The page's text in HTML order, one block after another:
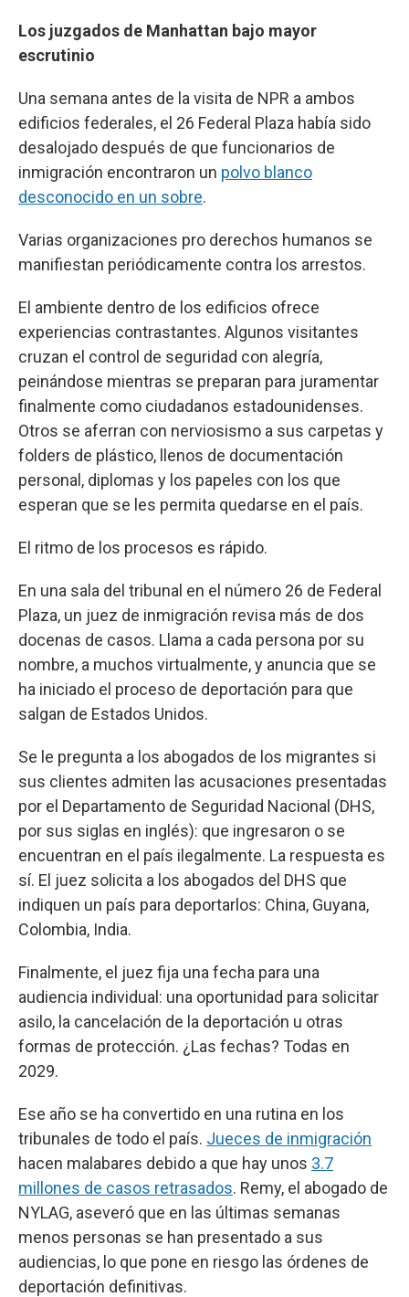
Los juzgados de Manhattan bajo mayor
escrutinio
Una semana antes de la visita de NPR a ambos
edificios federales, el 26 Federal Plaza había sido
desalojado después de que funcionarios de
inmigración encontraron un polvo blanco
desconocido en un sobre.
Varias organizaciones pro derechos humanos se
manifiestan periódicamente contra los arrestos.
El ambiente dentro de los edificios ofrece
experiencias contrastantes. Algunos visitantes
cruzan el control de seguridad con alegría,
peinándose mientras se preparan para juramentar
finalmente como ciudadanos estadounidenses.
Otros se aferran con nerviosismo a sus carpetas y
folders de plástico, llenos de documentación
personal, diplomas y los papeles con los que
esperan que se les permita quedarse en el país.
El ritmo de los procesos es rápido.
En una sala del tribunal en el número 26 de Federal
Plaza, un juez de inmigración revisa más de dos
docenas de casos. Llama a cada persona por su
nombre, a muchos virtualmente, y anuncia que se
ha iniciado el proceso de deportación para que
salgan de Estados Unidos.
Se le pregunta a los abogados de los migrantes si
sus clientes admiten las acusaciones presentadas
por el Departamento de Seguridad Nacional (DHS,
por sus siglas en inglés): que ingresaron o se
encuentran en el país ilegalmente. La respuesta es
sí. El juez solicita a los abogados del DHS que
indiquen un país para deportarlos: China, Guyana,
Colombia, India.
Finalmente, el juez fija una fecha para una
audiencia individual: una oportunidad para solicitar
asilo, la cancelación de la deportación u otras
formas de protección. ¿Las fechas? Todas en
2029.
Ese año se ha convertido en una rutina en los
tribunales de todo el país. Jueces de inmigración
hacen malabares debido a que hay unos 3.7
millones de casos retrasados. Remy, el abogado de
NYLAG, aseveró que en las últimas semanas
menos personas se han presentado a sus
audiencias, lo que pone en riesgo las órdenes de
deportación definitivas.